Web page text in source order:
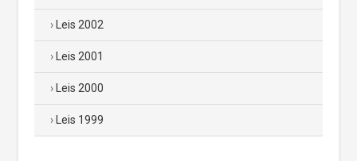
Leis 2002
Leis 2001
Leis 2000
Leis 1999